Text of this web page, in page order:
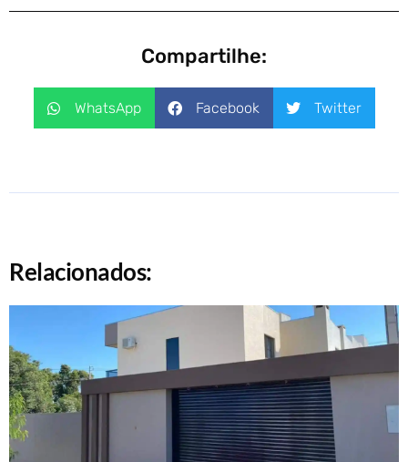
Compartilhe:
WhatsApp Facebook Twitter
Relacionados: